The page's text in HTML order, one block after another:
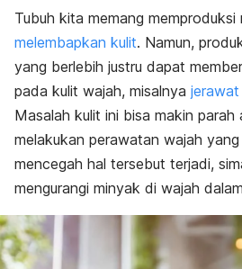
Tubuh kita memang memproduksi
melembapkan kulit. Namun,
yang berlebih justru dapat
pada kulit wajah, misalnya jerawat
Masalah kulit ini bisa makin
melakukan perawatan wajah
mencegah hal tersebut terjadi,
mengurangi minyak di wajah